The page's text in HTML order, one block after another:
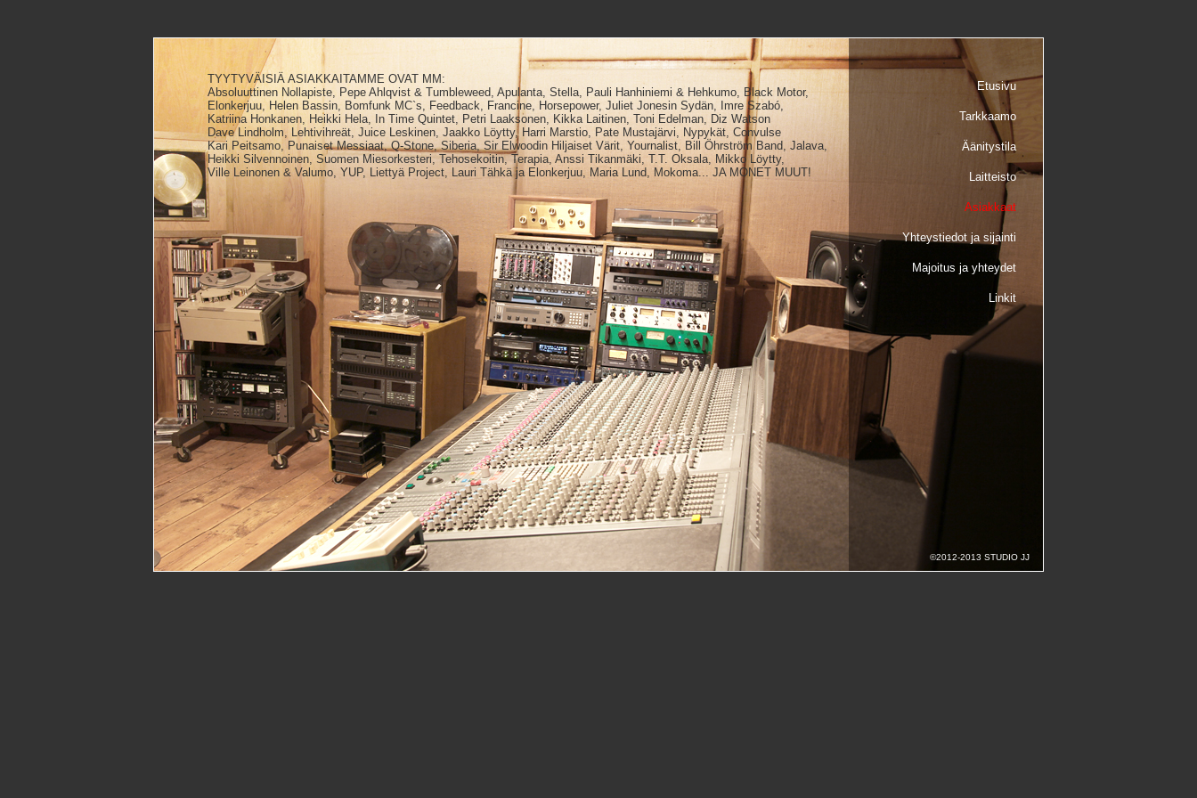
TYYTYVÄISIÄ ASIAKKAITAMME OVAT MM:
Absoluuttinen Nollapiste, Pepe Ahlqvist & Tumbleweed, Apulanta, Stella, Pauli Hanhiniemi & Hehkumo, Black Motor,
Elonkerjuu, Helen Bassin, Bomfunk MC`s, Feedback, Francine, Horsepower, Juliet Jonesin Sydän, Imre Szabó,
Katriina Honkanen, Heikki Hela, In Time Quintet, Petri Laaksonen, Kikka Laitinen, Toni Edelman, Diz Watson
Dave Lindholm, Lehtivihreät, Juice Leskinen, Jaakko Löytty, Harri Marstio, Pate Mustajärvi, Nypykät, Convulse
Kari Peitsamo, Punaiset Messiaat, Q-Stone, Siberia, Sir Elwoodin Hiljaiset Värit, Yournalist, Bill Öhrström Band, Jalava,
Heikki Silvennoinen, Suomen Miesorkesteri, Tehosekoitin, Terapia, Anssi Tikanmäki, T.T. Oksala, Mikko Löytty,
Ville Leinonen & Valumo, YUP, Liettyä Project, Lauri Tähkä ja Elonkerjuu, Maria Lund, Mokoma... JA MONET MUUT!
Etusivu
Tarkkaamo
Äänitystila
Laitteisto
Asiakkaat
Yhteystiedot ja sijainti
Majoitus ja yhteydet
Linkit
©2012-2013 STUDIO JJ